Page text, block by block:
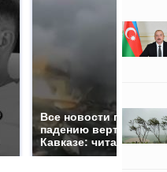
Все новости по
падению вертолета на
Кавказе: читать здесь